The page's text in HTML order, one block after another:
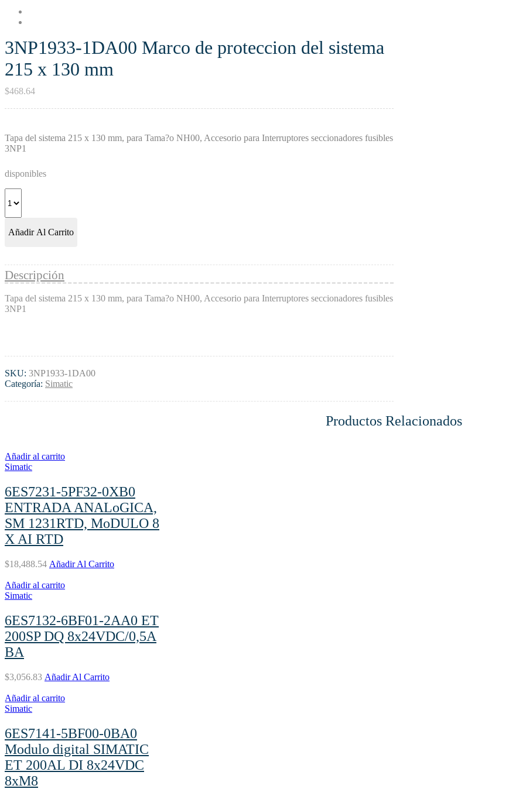
3NP1933-1DA00 Marco de proteccion del sistema
215 x 130 mm
$468.64
Tapa del sistema 215 x 130 mm, para Tama?o NH00, Accesorio para Interruptores seccionadores fusibles
3NP1
disponibles
Añadir Al Carrito
Descripción
Tapa del sistema 215 x 130 mm, para Tama?o NH00, Accesorio para Interruptores seccionadores fusibles
3NP1
SKU: 3NP1933-1DA00
Categoría: Simatic
Productos Relacionados
Añadir al carrito
Simatic
6ES7231-5PF32-0XB0
ENTRADA ANALoGICA,
SM 1231RTD, MoDULO 8
X AI RTD
$18,488.54 Añadir Al Carrito
Añadir al carrito
Simatic
6ES7132-6BF01-2AA0 ET
200SP DQ 8x24VDC/0,5A
BA
$3,056.83 Añadir Al Carrito
Añadir al carrito
Simatic
6ES7141-5BF00-0BA0
Modulo digital SIMATIC
ET 200AL DI 8x24VDC
8xM8